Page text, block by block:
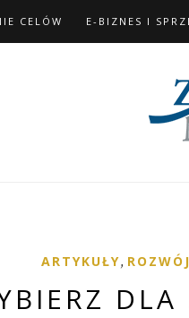
CELÓW E-BIZNES I
ARTYKUŁY,
DLA